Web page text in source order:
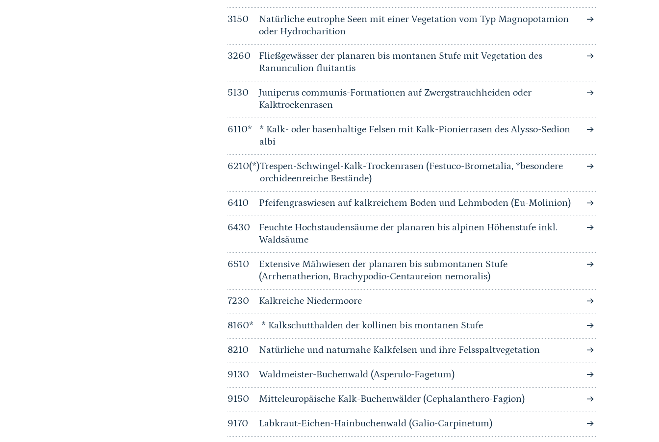
3150
Natürliche eutrophe Seen mit einer Vegetation vom Typ Magnopotamion
oder Hydrocharition
3260
Fließgewässer der planaren bis montanen Stufe mit Vegetation des
Ranunculion fluitantis
5130
Juniperus communis-Formationen auf Zwergstrauchheiden oder
Kalktrockenrasen
6110*
* Kalk- oder basenhaltige Felsen mit Kalk-Pionierrasen des Alysso-Sedion
albi
6210(*)Trespen-Schwingel-Kalk-Trockenrasen (Festuco-Brometalia, *besondere
orchideenreiche Bestände)
6410 Pfeifengraswiesen auf kalkreichem Boden und Lehmboden (Eu-Molinion)
6430
Feuchte Hochstaudensäume der planaren bis alpinen Höhenstufe inkl.
Waldsäume
6510
Extensive Mähwiesen der planaren bis submontanen Stufe
(Arrhenatherion, Brachypodio-Centaureion nemoralis)
7230 Kalkreiche Niedermoore
8160* * Kalkschutthalden der kollinen bis montanen Stufe
8210 Natürliche und naturnahe Kalkfelsen und ihre Felsspaltvegetation
9130 Waldmeister-Buchenwald (Asperulo-Fagetum)
9150 Mitteleuropäische Kalk-Buchenwälder (Cephalanthero-Fagion)
9170 Labkraut-Eichen-Hainbuchenwald (Galio-Carpinetum)